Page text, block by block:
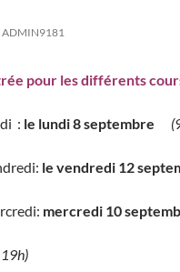
ADMIN9181
pour les différents
: le lundi 8 septembre
le vendredi 12
mercredi 10